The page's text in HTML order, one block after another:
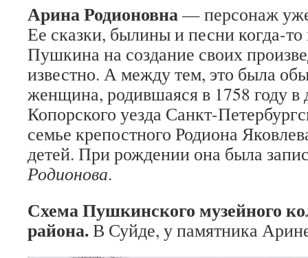
Арина Родионовна— персонаж
Ее сказки, былины и песни когда-то
Пушкина на создание своих
известно. А между тем, это была
женщина, родившаяся в 1758 году
Копорского уезда Санкт-
семье крепостного Родиона
детей. При рождении она была
Родионова.
Схема Пушкинского музейного
района.В Суйде, у памятника